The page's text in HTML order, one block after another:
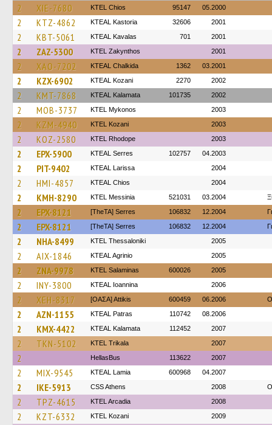
2 XIE-7680 KTEL Chios 95147 05.2000
2 KTZ-4862 KTEAL Kastoria 32606 2001
2 KBT-5061 KTEAL Kavalas 701 2001
2 ZAZ-5300 KTEL Zakynthos 2001
2 XAO-7202 KTEAL Chalkida 1362 03.2001
2 KZX-6902 KTEAL Kozani 2270 2002
2 KMT-7868 KTEAL Kalamata 101735 2002
2 MOB-3737 KTEL Mykonos 2003
2 KZM-4940 ΚΤΕL Kozani 2003
2 KOZ-2580 KTEL Rhodope 2003
2 EPX-5900 KTEAL Serres 102757 04.2003
2 PIT-9402 KTEAL Larissa 2004
2 HMI-4857 KTEAL Chios 2004
2 KMH-8290 KTEL Messinia 521031 03.2004
2 EPX-8121 [TheTA] Serres 106832 12.2004
2 EPX-8121 [TheTA] Serres 106832 12.2004
2 NHA-8499 KTEL Thessaloniki 2005
2 AIX-1846 KTEAL Agrinio 2005
2 ZNA-9978 KTEL Salaminas 600026 2005
2 INY-3800 KTEAL Ioannina 2006
2 XEH-8317 [ΟΑΣΑ] Αttikis 600459 06.2006
2 AZN-1155 KTEAL Patras 110742 08.2006
2 KMX-4422 KTEAL Kalamata 112452 2007
2 TKN-5102 ΚΤΕL Τrikala 2007
2 HellasBus 113622 2007
2 MIX-9545 KTEAL Lamia 600968 04.2007
2 IKE-5913 CSS Athens 2008
2 TPZ-4615 KTEL Arcadia 2008
2 KZT-6332 ΚΤΕL Kozani 2009